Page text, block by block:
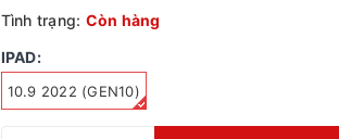
Tình trạng: Còn hàng
IPAD:
10.9 2022 (GEN10)